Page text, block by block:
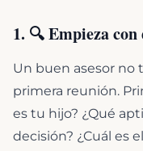
1. 🔍 Empieza
Un buen asesor no
primera reunión.
es tu hijo? ¿Qué
decisión? ¿Cuál es